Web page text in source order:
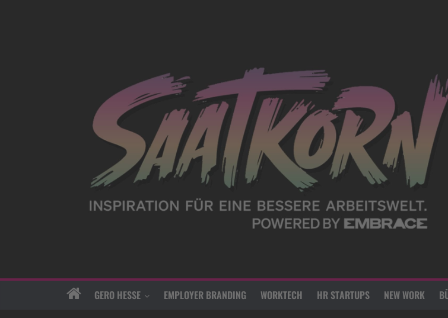
GERO HESSE EMPLOYER BRANDING WORKTECH HR STARTUPS NEW WORK